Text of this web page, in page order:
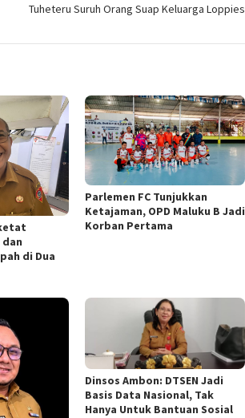
Tuheteru Suruh Orang Suap Keluarga Loppies
dan
di Dua
Parlemen FC Tunjukkan
Ketajaman, OPD Maluku B Jadi
Korban Pertama
Dinsos Ambon: DTSEN Jadi
Basis Data Nasional, Tak
Hanya Untuk Bantuan Sosial